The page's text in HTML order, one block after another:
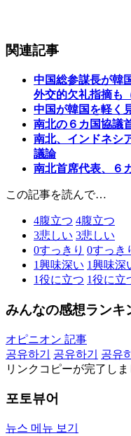
関連記事
中国総参謀長が韓
外交的欠礼指摘も
中国が韓国を軽く
南北の６カ国協議
南北、インドネシ
議論
南北首席代表、６
この記事を読んで…
4腹立つ 4腹立つ
3悲しい 3悲しい
0すっきり 0すっき
1興味深い 1興味深
1役に立つ 1役に立
みんなの感想ランキ
オピニオン 記事
공유하기
공유하기 공유
リンクコピーが完了しま
포토뷰어
뉴스 메뉴 보기